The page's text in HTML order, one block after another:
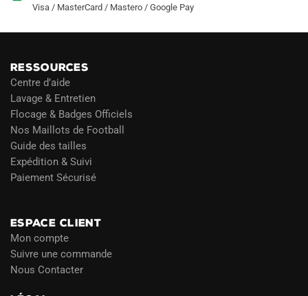
Visa / MasterCard / Mastero / Google Pay
RESSOURCES
Centre d’aide
Lavage & Entretien
Flocage & Badges Officiels
Nos Maillots de Football
Guide des tailles
Expédition & Suivi
Paiement Sécurisé
ESPACE CLIENT
Mon compte
Suivre une commande
Nous Contacter